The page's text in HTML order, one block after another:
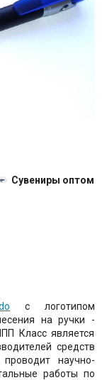
Сувениры оптом
c логотипом
на ручки -
Класс является
средств
научно-
работы по